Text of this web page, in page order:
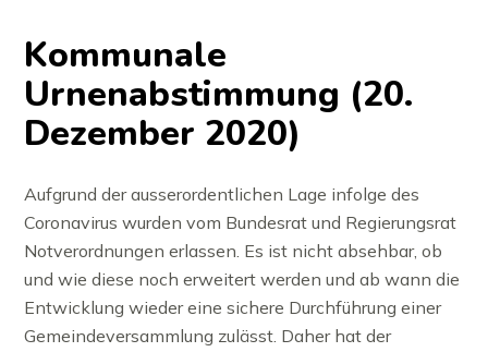
Kommunale
Urnenabstimmung (20.
Dezember 2020)
Aufgrund der ausserordentlichen Lage infolge des
Coronavirus wurden vom Bundesrat und Regierungsrat
Notverordnungen erlassen. Es ist nicht absehbar, ob
und wie diese noch erweitert werden und ab wann die
Entwicklung wieder eine sichere Durchführung einer
Gemeindeversammlung zulässt. Daher hat der